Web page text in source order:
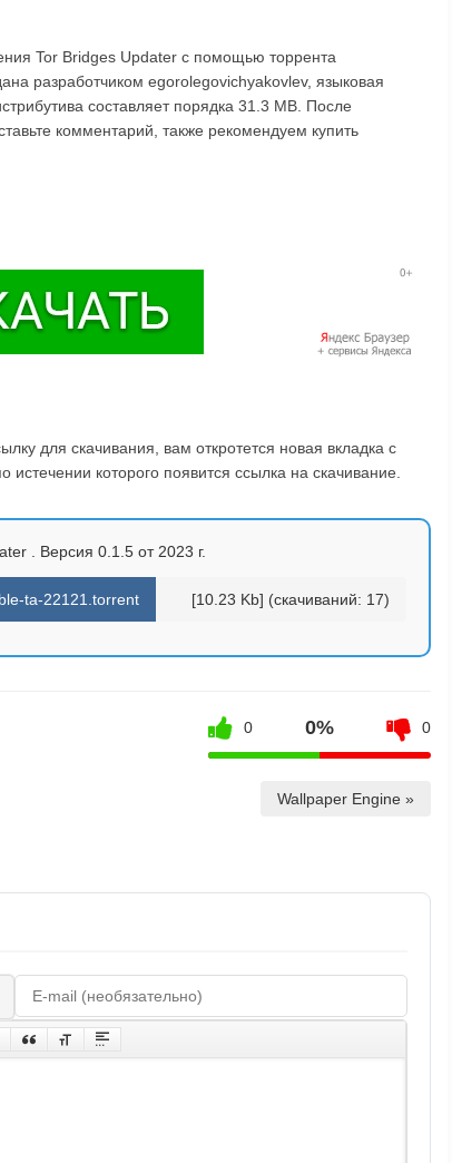
Tor Bridges Updater с помощью торрента
разработчиком egorolegovichyakovlev, языковая
составляет порядка 31.3 MB. После
комментарий, также рекомендуем купить
для скачивания, вам откротется новая вкладка с
которого появится ссылка на скачивание.
. Версия 0.1.5 от 2023 г.
ta-22121.torrent [10.23 Kb] (cкачиваний: 17)
0 0% 0
Wallpaper Engine »